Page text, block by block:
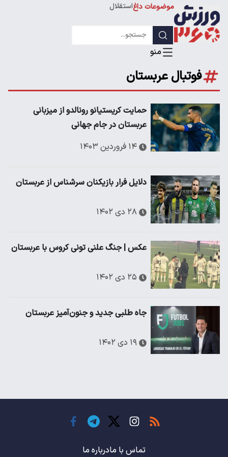
موضوعات داغاستقلال
فوتبال عربستان
حمایت کریستیانو رونالدو از میزبانی
عربستان در جام جهانی
۱۴ فروردین ۱۴۰۳
دلایل فرار بازیکنان سرشناس از عربستان
۲۸ دی ۱۴۰۲
عکس | جنگ علنی تونی کروس با عربستان
۲۵ دی ۱۴۰۲
جاه طلبی جدید و جنون‌آمیز عربستان
۱۹ دی ۱۴۰۲
تماس با مادرباره ما